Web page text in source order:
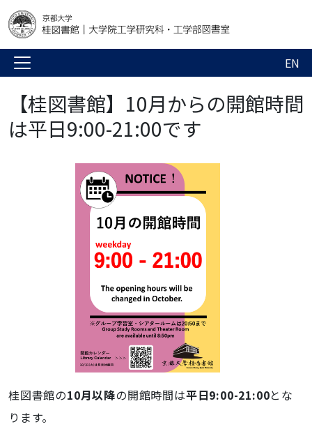
EN
【桂図書館】10月からの開館時間
は平日9:00-21:00です
桂図書館の10月以降の開館時間は平日9:00-21:00とな
ります。